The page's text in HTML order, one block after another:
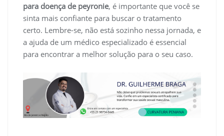
para doença de peyronie, é importante que você se
sinta mais confiante para buscar o tratamento
certo. Lembre-se, não está sozinho nessa jornada, e
a ajuda de um médico especializado é essencial
para encontrar a melhor solução para o seu caso.